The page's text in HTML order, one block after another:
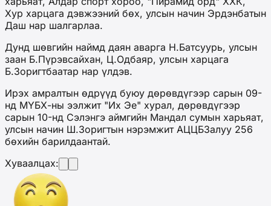
Хур харцага дэвжээний бөх, улсын начин Эрдэнбатын
Даш нар шалгарлаа.
Дунд шөвгийн наймд даян аварга Н.Батсуурь, улсын
заан Б.Пүрэвсайхан, Ц.Одбаяр, улсын харцага
Б.Зоригтбаатар нар үлдэв.
Ирэх амралтын өдрүүд буюу дөрөвдүгээр сарын 09-
нд МҮБХ-ны ээлжит "Их Эе" хурал, дөрөвдүгээр
сарын 10-нд Сэлэнгэ аймгийн Мандал сумын харьяат,
улсын начин Ш.Зоригтын нэрэмжит АЦЦБЗалуу 256
бөхийн барилдаантай.
Хуваалцах: